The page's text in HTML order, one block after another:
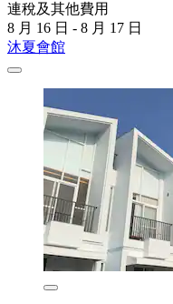
連稅及其他費用
8 月 16 日 - 8 月 17 日
沐夏會館